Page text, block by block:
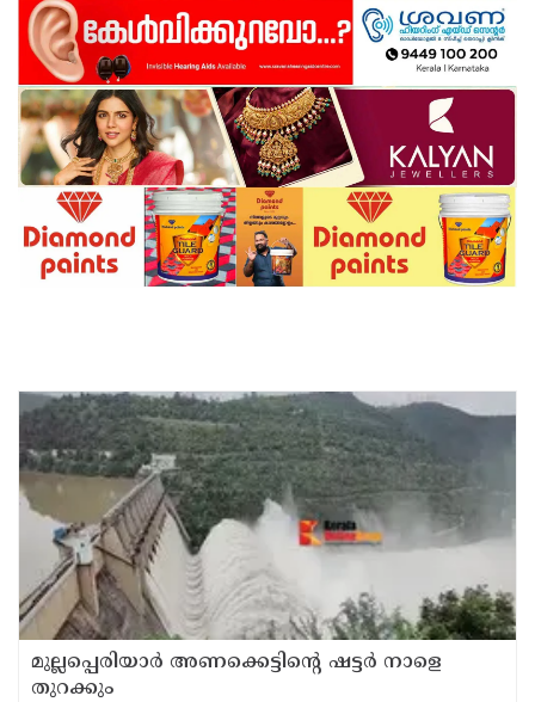
മുല്ലപ്പെരിയാർ അണക്കെട്ടിൻ്റെ ഷട്ടർ നാളെ
തുറക്കും